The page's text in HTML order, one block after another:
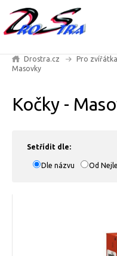
Drostra.cz Pro zvířátka
Masovky
Kočky -
Setřídit dle:
Dle názvu Od